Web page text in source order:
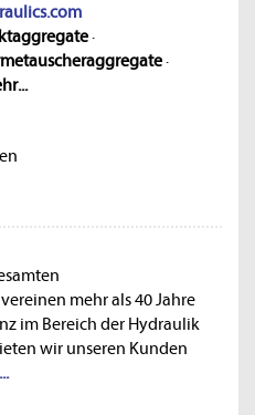
·
·
mehr als 40 Jahre
im Bereich der Hydraulik
wir unseren Kunden